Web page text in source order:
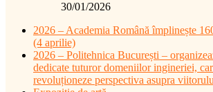
30/01/2026
2026 – Academia Română împlinește
(4 aprilie)
2026 – Politehnica București –
dedicate tuturor domeniilor ingineriei,
revoluționeze perspectiva asupra